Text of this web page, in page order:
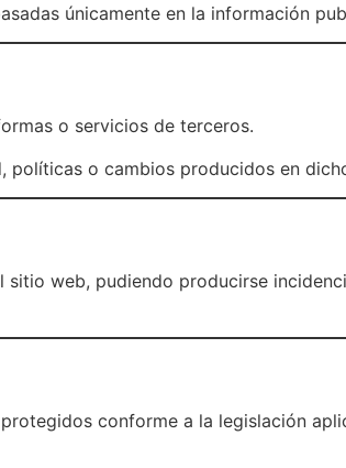
únicamente en la información
o servicios de terceros.
o cambios producidos en
web, pudiendo producirse
conforme a la legislación